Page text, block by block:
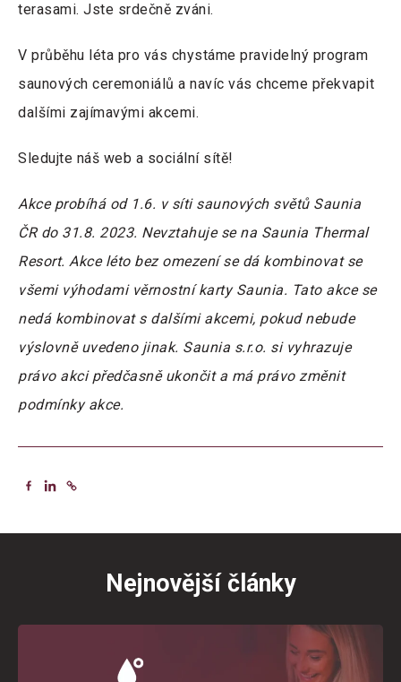
terasami. Jste srdečně zváni.
V průběhu léta pro vás chystáme pravidelný program
saunových ceremoniálů a navíc vás chceme překvapit
dalšími zajímavými akcemi.
Sledujte náš web a sociální sítě!
Akce probíhá od 1.6. v síti saunových světů Saunia
ČR do 31.8. 2023. Nevztahuje se na Saunia Thermal
Resort. Akce léto bez omezení se dá kombinovat se
všemi výhodami věrnostní karty Saunia. Tato akce se
nedá kombinovat s dalšími akcemi, pokud nebude
výslovně uvedeno jinak. Saunia s.r.o. si vyhrazuje
právo akci předčasně ukončit a má právo změnit
podmínky akce.
Nejnovější články